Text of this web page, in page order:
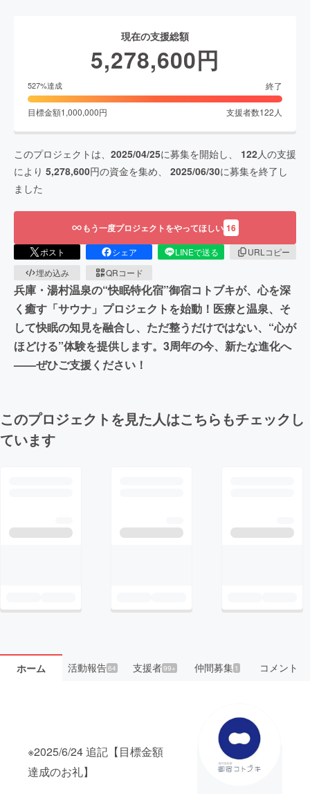
現在の支援総額
5,278,600円
527%達成 終了
目標金額1,000,000円 支援者数122 人
このプロジェクトは、 2025/04/25に募集を開始し、 122人の支援
により 5,278,600円の資金を集め、 2025/06/30に募集を終了し
ました
もう一度プロジェクトをやってほしい 16
ポスト シェア LINEで送る
URLコピー
埋め込み
QRコード
兵庫・湯村温泉の“快眠特化宿”御宿コトブキが、心を深
く癒す「サウナ」プロジェクトを始動！医療と温泉、そ
して快眠の知見を融合し、ただ整うだけではない、“心が
ほどける”体験を提供します。3周年の今、新たな進化へ
——ぜひご支援ください！
このプロジェクトを見た人はこちらもチェックし
ています
ホーム 活動報告64 支援者99+ 仲間募集 1 コメント
※2025/6/24 追記【目標金額
達成のお礼】